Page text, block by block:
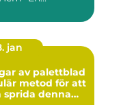
jan
av palettblad
metod för att
sprida denna